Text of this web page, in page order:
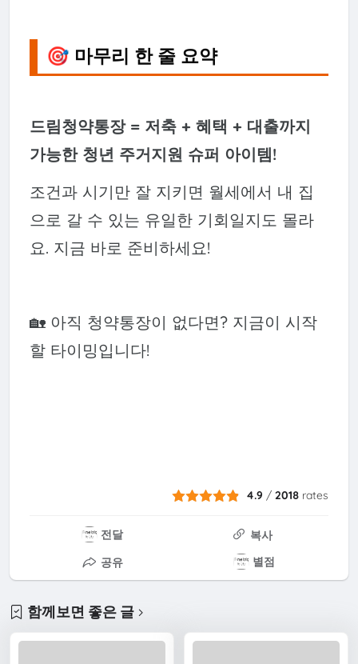
🎯 마무리 한 줄 요약
드림청약통장 = 저축 + 혜택 + 대출까지
가능한 청년 주거지원 슈퍼 아이템!
조건과 시기만 잘 지키면 월세에서 내 집
으로 갈 수 있는 유일한 기회일지도 몰라
요. 지금 바로 준비하세요!
🏡 아직 청약통장이 없다면? 지금이 시작
할 타이밍입니다!
4.9 /2018 rates
전달
복사
공유
별점
함께보면 좋은 글